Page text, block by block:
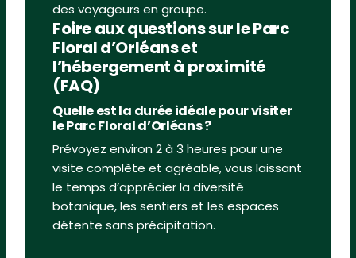
des voyageurs en groupe.
Foire aux questions sur le Parc
Floral d’Orléans et
l’hébergement à proximité
(FAQ)
Quelle est la durée idéale pour visiter
le Parc Floral d’Orléans ?
Prévoyez environ 2 à 3 heures pour une
visite complète et agréable, vous laissant
le temps d’apprécier la diversité
botanique, les sentiers et les espaces
détente sans précipitation.